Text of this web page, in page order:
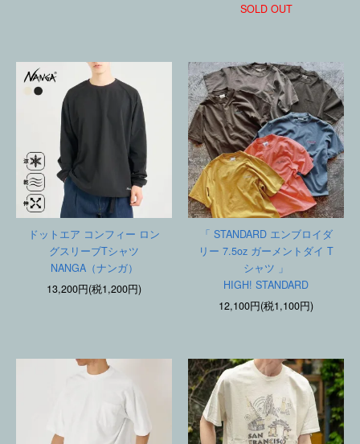
SOLD OUT
ドットエア コンフィー ロン
グスリーブTシャツ
NANGA（ナンガ）
13,200円(税1,200円)
「 STANDARD エンブロイダ
リー 7.5oz ガーメントダイ T
シャツ 」
HIGH! STANDARD
12,100円(税1,100円)